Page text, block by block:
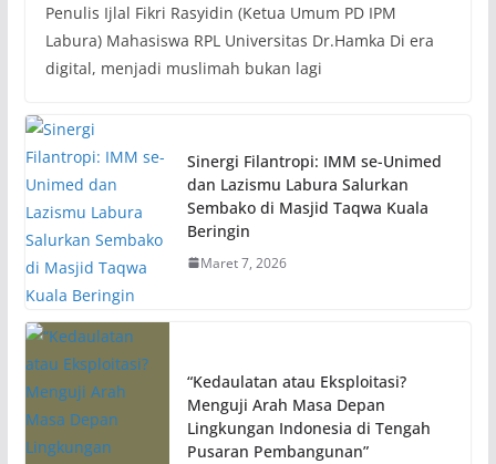
Penulis Ijlal Fikri Rasyidin (Ketua Umum PD IPM
Labura) Mahasiswa RPL Universitas Dr.Hamka Di era
digital, menjadi muslimah bukan lagi
Sinergi Filantropi: IMM se-Unimed
dan Lazismu Labura Salurkan
Sembako di Masjid Taqwa Kuala
Beringin
Maret 7, 2026
“Kedaulatan atau Eksploitasi?
Menguji Arah Masa Depan
Lingkungan Indonesia di Tengah
Pusaran Pembangunan”